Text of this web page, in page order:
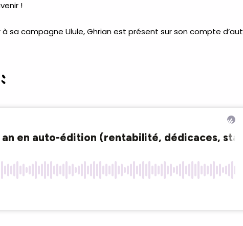
!
sa campagne Ulule, Ghrian est présent sur son compte